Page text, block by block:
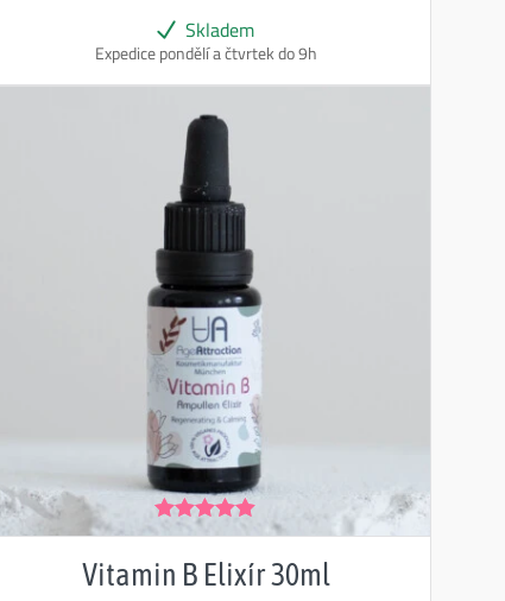
Skladem
Expedice pondělí a čtvrtek do 9h
Hodnocení
Vitamin B Elixír 30ml